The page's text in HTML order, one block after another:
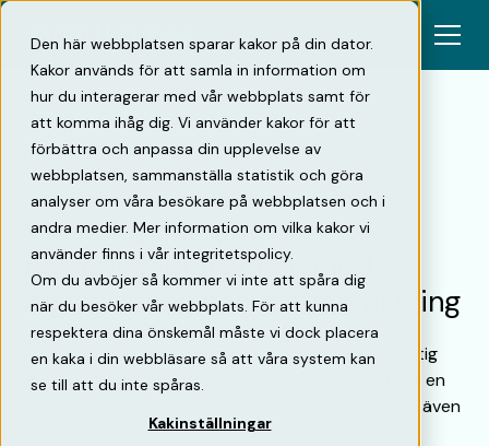
Den här webbplatsen sparar kakor på din dator.
Kakor används för att samla in information om
hur du interagerar med vår webbplats samt för
att komma ihåg dig. Vi använder kakor för att
förbättra och anpassa din upplevelse av
webbplatsen, sammanställa statistik och göra
analyser om våra besökare på webbplatsen och i
andra medier. Mer information om vilka kakor vi
använder finns i vår integritetspolicy.
Om du avböjer så kommer vi inte att spåra dig
när du besöker vår webbplats. För att kunna
respektera dina önskemål måste vi dock placera
en kaka i din webbläsare så att våra system kan
se till att du inte spåras.
Kakinställningar
Tillbaka
Vi revolutionerar
parkeringsbranschen med
digitalisering och automatisering
Parkering är och kommer att fortsätta vara en viktig
del av samhällsinfrastrukturen - parkeringsytan är en
förutsättning för inte bara fordonsparkering utan även
mobilitetshubbar, elbilsladdning och andra